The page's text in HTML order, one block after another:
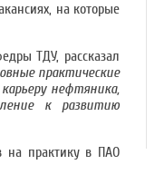
на которые
ТДУ, рассказал
практические
нефтяника,
к развитию
на практику в ПАО